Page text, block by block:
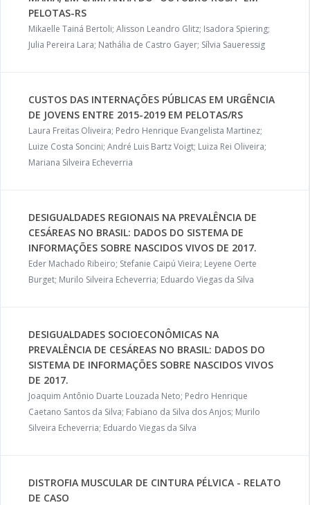
PELOTAS-RS
Mikaelle Tainá Bertoli; Alisson Leandro Glitz; Isadora Spiering;
Julia Pereira Lara; Nathália de Castro Gayer; Sílvia Saueressig
CUSTOS DAS INTERNAÇÕES PÚBLICAS EM URGÊNCIA
DE JOVENS ENTRE 2015-2019 EM PELOTAS/RS
Laura Freitas Oliveira; Pedro Henrique Evangelista Martinez;
Luize Costa Soncini; André Luis Bartz Voigt; Luiza Rei Oliveira;
Mariana Silveira Echeverria
DESIGUALDADES REGIONAIS NA PREVALÊNCIA DE
CESÁREAS NO BRASIL: DADOS DO SISTEMA DE
INFORMAÇÕES SOBRE NASCIDOS VIVOS DE 2017.
Eder Machado Ribeiro; Stefanie Caipú Vieira; Leyene Oerte
Burget; Murilo Silveira Echeverria; Eduardo Viegas da Silva
DESIGUALDADES SOCIOECONÔMICAS NA
PREVALÊNCIA DE CESÁREAS NO BRASIL: DADOS DO
SISTEMA DE INFORMAÇÕES SOBRE NASCIDOS VIVOS
DE 2017.
Joaquim Antônio Duarte Louzada Neto; Pedro Henrique
Caetano Santos da Silva; Fabiano da Silva dos Anjos; Murilo
Silveira Echeverria; Eduardo Viegas da Silva
DISTROFIA MUSCULAR DE CINTURA PÉLVICA - RELATO
DE CASO